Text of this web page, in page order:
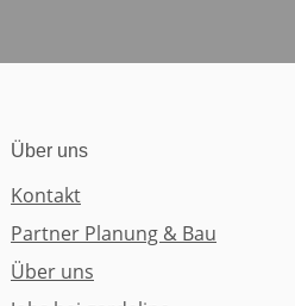
Über uns
Kontakt
Partner Planung & Bau
Über uns